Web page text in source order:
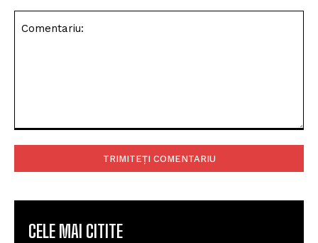
CELE MAI CITITE